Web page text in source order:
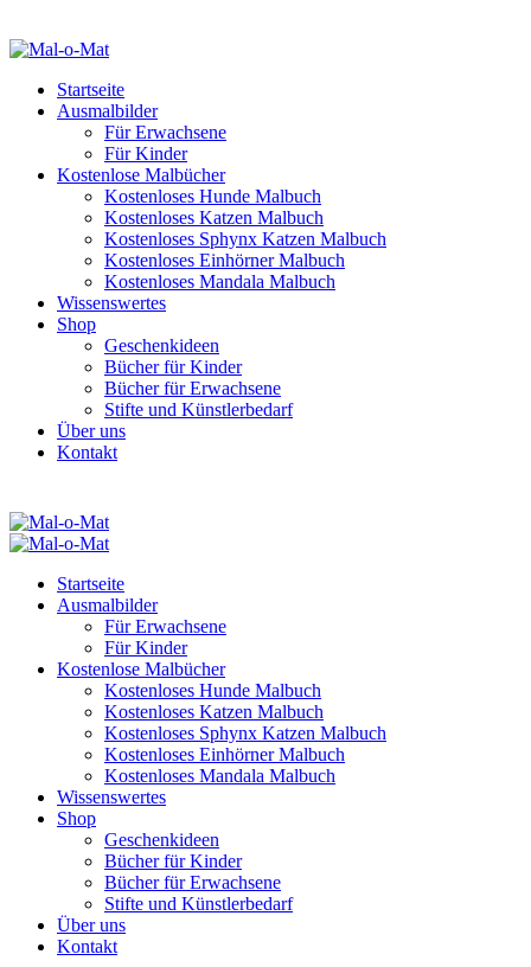
Startseite
Ausmalbilder
Für Erwachsene
Für Kinder
Kostenlose Malbücher
Kostenloses Hunde Malbuch
Kostenloses Katzen Malbuch
Kostenloses Sphynx Katzen Malbuch
Kostenloses Einhörner Malbuch
Kostenloses Mandala Malbuch
Wissenswertes
Shop
Geschenkideen
Bücher für Kinder
Bücher für Erwachsene
Stifte und Künstlerbedarf
Über uns
Kontakt
Startseite
Ausmalbilder
Für Erwachsene
Für Kinder
Kostenlose Malbücher
Kostenloses Hunde Malbuch
Kostenloses Katzen Malbuch
Kostenloses Sphynx Katzen Malbuch
Kostenloses Einhörner Malbuch
Kostenloses Mandala Malbuch
Wissenswertes
Shop
Geschenkideen
Bücher für Kinder
Bücher für Erwachsene
Stifte und Künstlerbedarf
Über uns
Kontakt